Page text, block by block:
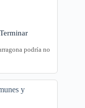
podría no